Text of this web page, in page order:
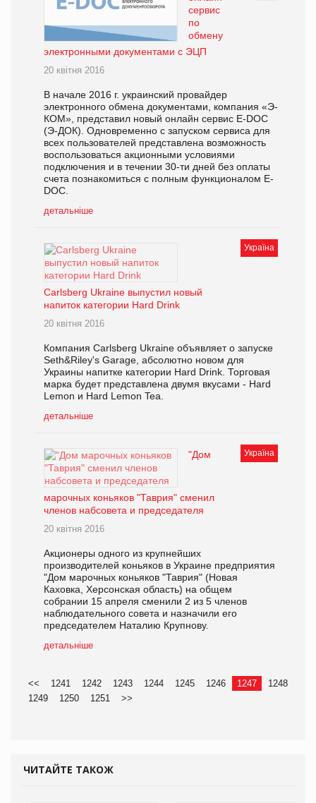
сервис
по
обмену
электронными документами с ЭЦП
20 квітня 2016
В начале 2016 г. украинский провайдер
электронного обмена документами, компания «Э-
КОМ», представил новый онлайн сервис E-DOC
(Э-ДОК). Одновременно с запуском сервиса для
всех пользователей представлена возможность
воспользоваться акционными условиями
подключения и в течении 30-ти дней без оплаты
счета познакомиться с полным функционалом E-
DOC.
детальніше
Україна
Сarlsberg Ukraine выпустил новый
напиток категории Hard Drink
20 квітня 2016
Компания Сarlsberg Ukraine объявляет о запуске
Seth&Riley's Garage, абсолютно новом для
Украины напитке категории Hard Drink. Торговая
марка будет представлена двумя вкусами - Hard
Lemon и Hard Lemon Tea.
детальніше
Україна
"Дом
марочных коньяков "Таврия" сменил
членов набсовета и председателя
20 квітня 2016
Акционеры одного из крупнейших
производителей коньяков в Украине предприятия
"Дом марочных коньяков "Таврия" (Новая
Каховка, Херсонская область) на общем
собрании 15 апреля сменили 2 из 5 членов
наблюдательного совета и назначили его
председателем Наталию Крупнову.
детальніше
<< 1241 1242 1243 1244 1245 1246 1247
1248
1249
1250 1251 >>
ЧИТАЙТЕ ТАКОЖ